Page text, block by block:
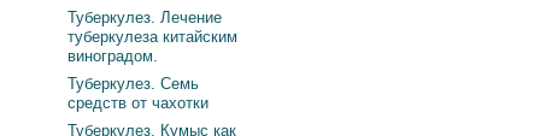
Туберкулез. Лечение
туберкулеза китайским
виноградом.
Туберкулез. Семь
средств от чахотки
Туберкулез. Кумыс как